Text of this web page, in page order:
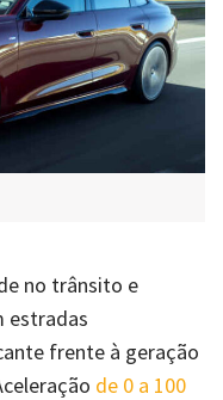
no trânsito e
estradas
frente à geração
de 0 a 100